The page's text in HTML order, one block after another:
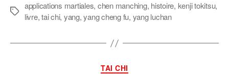
Étiquettes
applications martiales, chen manching, histoire, kenji tokitsu,
livre,tai chi, yang,yang cheng fu, yang luchan
Catégories
TAI CHI